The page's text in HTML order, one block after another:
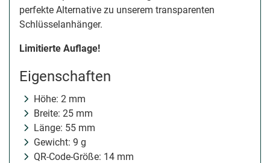
perfekte Alternative zu unserem transparenten
Schlüsselanhänger.
Limitierte Auflage!
Eigenschaften
Höhe: 2 mm
Breite: 25 mm
Länge: 55 mm
Gewicht: 9 g
QR-Code-Größe: 14 mm